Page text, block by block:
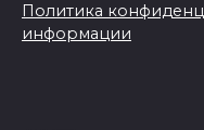
Политика
информации